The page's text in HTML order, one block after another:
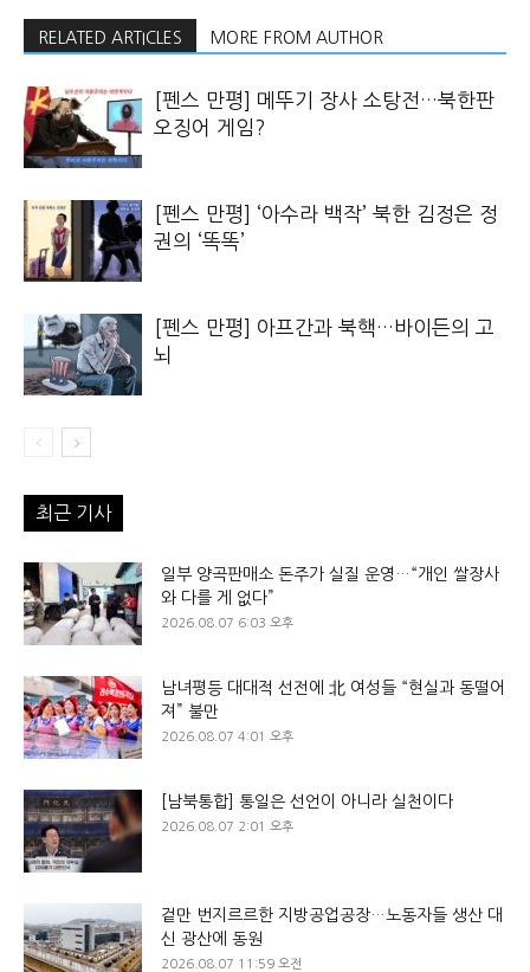
RELATED ARTICLES MORE FROM AUTHOR
[펜스 만평] 메뚜기 장사 소탕전…북한판
오징어 게임?
[펜스 만평] ‘아수라 백작’ 북한 김정은 정
권의 ‘똑똑’
[펜스 만평] 아프간과 북핵…바이든의 고
뇌
최근 기사
일부 양곡판매소 돈주가 실질 운영…“개인 쌀장사
와 다를 게 없다”
2026.08.07 6:03 오후
남녀평등 대대적 선전에 北 여성들 “현실과 동떨어
져” 불만
2026.08.07 4:01 오후
[남북통합] 통일은 선언이 아니라 실천이다
2026.08.07 2:01 오후
겉만 번지르르한 지방공업공장…노동자들 생산 대
신 광산에 동원
2026.08.07 11:59 오전